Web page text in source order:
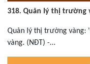
318. Quản lý thị trường
Quản lý thị trường vàng:
vàng. (NĐT) -...